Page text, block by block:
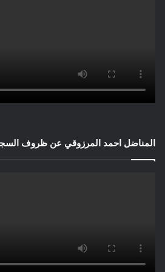
المناضل احمد المرزوقي عن ظروف